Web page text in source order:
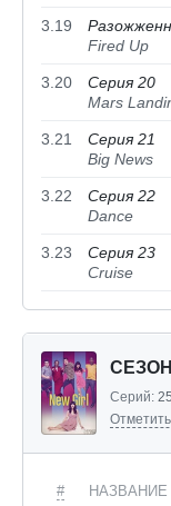
3.19
Fired Up
3.20
Серия 20
Mars
3.21
Серия 21
Big News
3.22
Серия 22
Dance
3.23
Серия 23
Cruise
Серий: 25
# НАЗВАНИЕ